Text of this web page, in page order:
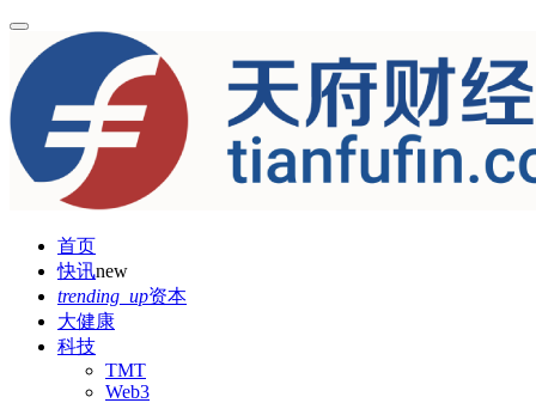
首页
快讯new
trending_up资本
大健康
科技
TMT
Web3